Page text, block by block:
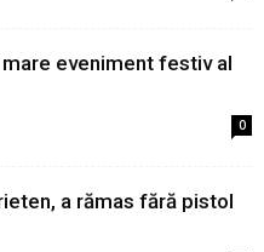
eveniment festiv al
0
a rămas fără pistol